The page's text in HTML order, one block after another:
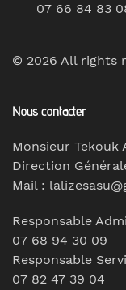
07 66 84 83
© 2026 All rights
Nous contacter
Monsieur Tekouk
Direction
Mail :
Responsable
07 68 94 30 09
Responsable
07 82 47 39 04